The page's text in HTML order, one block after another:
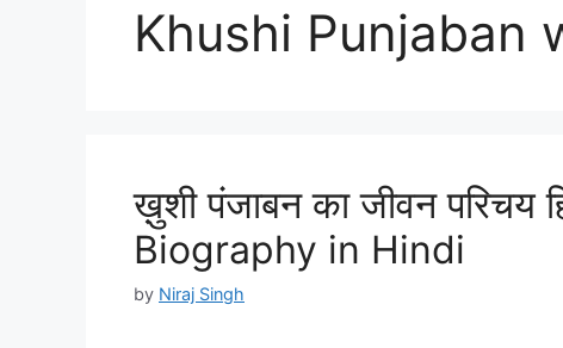
Khushi Punjaban
ख़ुशी पंजाबन का जीवन
Biography in Hindi
by Niraj Singh